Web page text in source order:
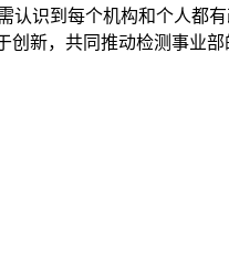
识到每个机构和个人都
新，共同推动检测事业部